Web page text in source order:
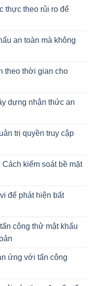
thực theo rủi ro để
an toàn mà không
theo thời gian cho
dựng nhận thức an
trị quyền truy cập
kiểm soát bề mặt
để phát hiện bất
công thử mật khẩu
ứng với tấn công